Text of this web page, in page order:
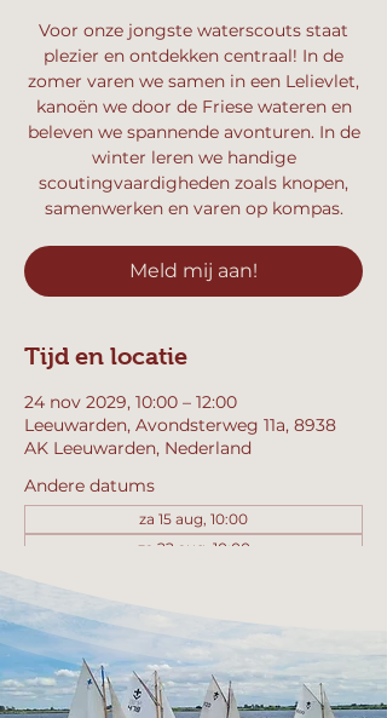
Voor onze jongste waterscouts staat
plezier en ontdekken centraal! In de
zomer varen we samen in een Lelievlet,
kanoën we door de Friese wateren en
beleven we spannende avonturen. In de
winter leren we handige
scoutingvaardigheden zoals knopen,
samenwerken en varen op kompas.
Meld mij aan!
Tijd en locatie
24 nov 2029, 10:00 – 12:00
Leeuwarden, Avondsterweg 11a, 8938
AK Leeuwarden, Nederland
Andere datums
za 15 aug, 10:00
za 22 aug, 10:00
Bekijk alle 357 datums
Meld mij aan!